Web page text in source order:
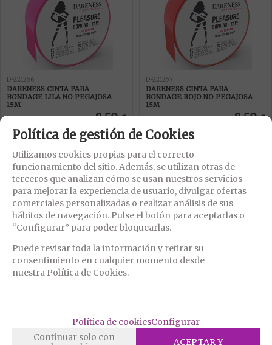
D-221256
DARKNESS CINTA PARA
BONDAGE LILA NO PEGAJOSA
15M
8,50 €
21.00% IVA incluido
D-221257
DARKNESS CINTA PARA
BONDAGE ROJO NO PEGAJOSA
15M
8,50 €
EN STOCK
BONDAGE NEGRO NO PEGAJOSA
8,50
EN STOCK
BONDAGE NEGRO ADHESIVA 15M
Política de gestión de Cookies
Utilizamos cookies propias para el correcto
funcionamiento del sitio. Además, se utilizan otras de
terceros que analizan cómo se usan nuestros servicios
para mejorar la experiencia de usuario, divulgar ofertas
comerciales personalizadas o realizar análisis de sus
hábitos de navegación. Pulse el botón para aceptarlas o
“Configurar” para poder bloquearlas.
Puede revisar toda la información y retirar su
consentimiento en cualquier momento desde
nuestra Política de Cookies.
Política de cookiesConfigurar
Continuar solo con
ACEPTAR Y